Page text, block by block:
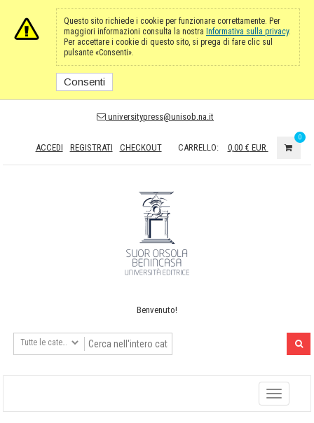
Questo sito richiede i cookie per funzionare correttamente. Per
maggiori informazioni consulta la nostra Informativa sulla privacy.
Per accettare i cookie di questo sito, si prega di fare clic sul
pulsante «Consenti».
Consenti
universitypress@unisob.na.it
ACCEDI REGISTRATI CHECKOUT CARRELLO: 0,00 € EUR
0
Benvenuto!
Toggle
navigation